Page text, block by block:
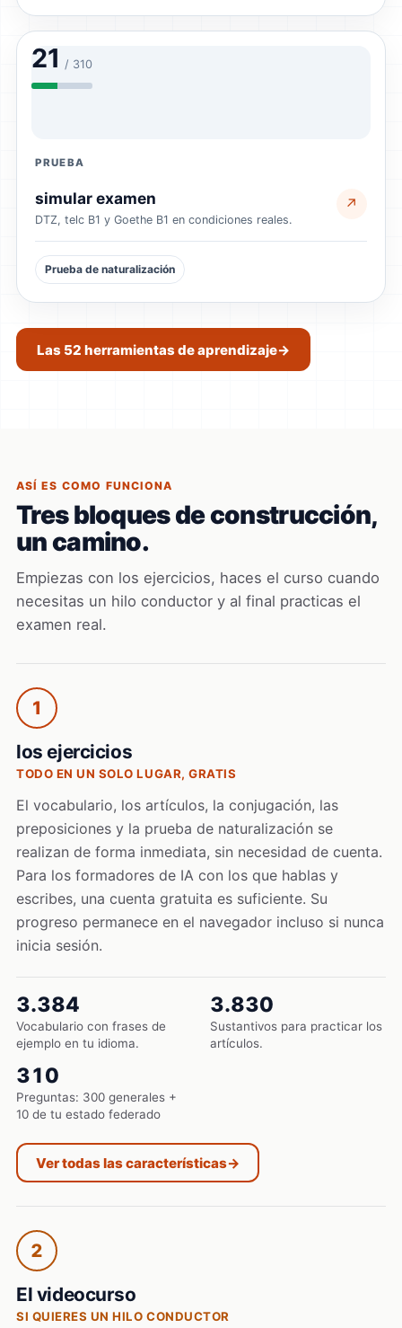
21 / 310
PRUEBA
simular examen
DTZ, telc B1 y Goethe B1 en condiciones reales.
↗
Prueba de naturalización
Las 52 herramientas de aprendizaje→
ASÍ ES COMO FUNCIONA
Tres bloques de construcción,
un camino.
Empiezas con los ejercicios, haces el curso cuando
necesitas un hilo conductor y al final practicas el
examen real.
1
los ejercicios
TODO EN UN SOLO LUGAR, GRATIS
El vocabulario, los artículos, la conjugación, las
preposiciones y la prueba de naturalización se
realizan de forma inmediata, sin necesidad de cuenta.
Para los formadores de IA con los que hablas y
escribes, una cuenta gratuita es suficiente. Su
progreso permanece en el navegador incluso si nunca
inicia sesión.
3.384
Vocabulario con frases de
ejemplo en tu idioma.
3.830
Sustantivos para practicar los
artículos.
310
Preguntas: 300 generales +
10 de tu estado federado
Ver todas las características→
2
El videocurso
SI QUIERES UN HILO CONDUCTOR